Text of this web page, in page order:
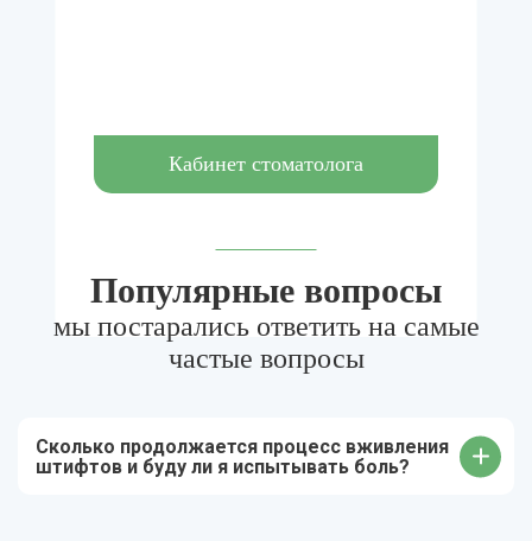
Кабинет стоматолога
Популярные вопросы
мы постарались ответить на самые
частые вопросы
Сколько продолжается процесс вживления
штифтов и буду ли я испытывать боль?